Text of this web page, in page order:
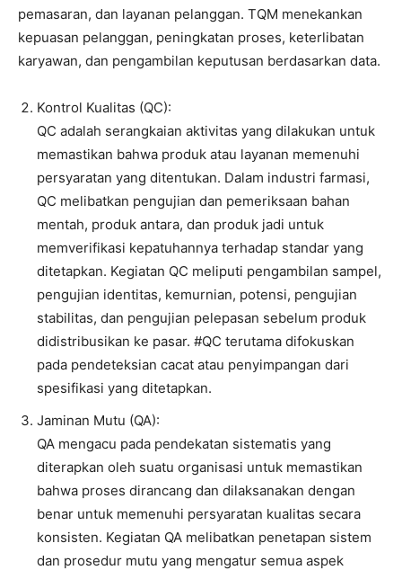
pemasaran, dan layanan pelanggan. TQM menekankan
kepuasan pelanggan, peningkatan proses, keterlibatan
karyawan, dan pengambilan keputusan berdasarkan data.
Kontrol Kualitas (QC):
QC adalah serangkaian aktivitas yang dilakukan untuk
memastikan bahwa produk atau layanan memenuhi
persyaratan yang ditentukan. Dalam industri farmasi,
QC melibatkan pengujian dan pemeriksaan bahan
mentah, produk antara, dan produk jadi untuk
memverifikasi kepatuhannya terhadap standar yang
ditetapkan. Kegiatan QC meliputi pengambilan sampel,
pengujian identitas, kemurnian, potensi, pengujian
stabilitas, dan pengujian pelepasan sebelum produk
didistribusikan ke pasar. #QC terutama difokuskan
pada pendeteksian cacat atau penyimpangan dari
spesifikasi yang ditetapkan.
Jaminan Mutu (QA):
QA mengacu pada pendekatan sistematis yang
diterapkan oleh suatu organisasi untuk memastikan
bahwa proses dirancang dan dilaksanakan dengan
benar untuk memenuhi persyaratan kualitas secara
konsisten. Kegiatan QA melibatkan penetapan sistem
dan prosedur mutu yang mengatur semua aspek